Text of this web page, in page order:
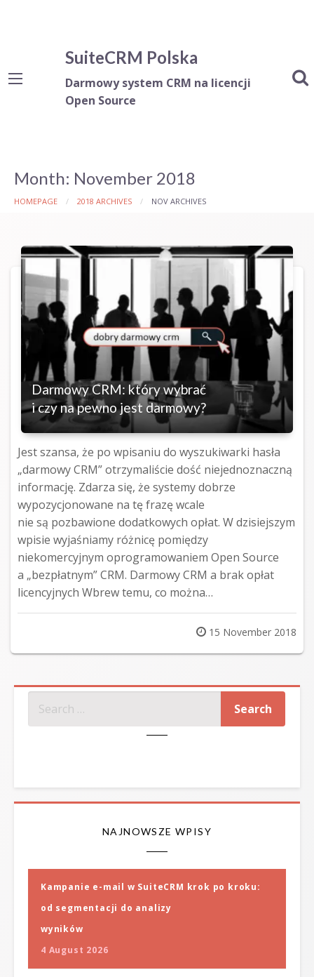
SuiteCRM Polska
Darmowy system CRM na licencji
Open Source
Month: November 2018
HOMEPAGE 2018 ARCHIVES NOV ARCHIVES
Darmowy CRM: który wybrać
i czy na pewno jest darmowy?
Jest szansa, że po wpisaniu do wyszukiwarki hasła
„darmowy CRM” otrzymaliście dość niejednoznaczną
informację. Zdarza się, że systemy dobrze
wypozycjonowane na tę frazę wcale
nie są pozbawione dodatkowych opłat. W dzisiejszym
wpisie wyjaśniamy różnicę pomiędzy
niekomercyjnym oprogramowaniem Open Source
a „bezpłatnym” CRM. Darmowy CRM a brak opłat
licencyjnych Wbrew temu, co można…
Posted
on
15 November 2018
NAJNOWSZE WPISY
Kampanie e-mail w SuiteCRM krok po kroku:
od segmentacji do analizy
wyników
4 August 2026